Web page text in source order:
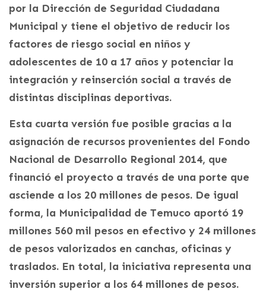
por la Dirección de Seguridad Ciudadana
Municipal y tiene el objetivo de reducir los
factores de riesgo social en niños y
adolescentes de 10 a 17 años y potenciar la
integración y reinserción social a través de
distintas disciplinas deportivas.
Esta cuarta versión fue posible gracias a la
asignación de recursos provenientes del Fondo
Nacional de Desarrollo Regional 2014, que
financió el proyecto a través de una porte que
asciende a los 20 millones de pesos. De igual
forma, la Municipalidad de Temuco aportó 19
millones 560 mil pesos en efectivo y 24 millones
de pesos valorizados en canchas, oficinas y
traslados. En total, la iniciativa representa una
inversión superior a los 64 millones de pesos.